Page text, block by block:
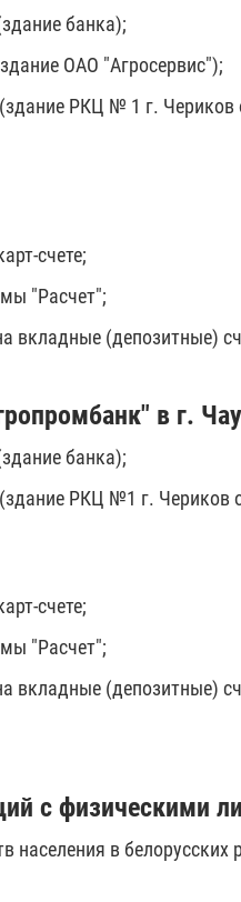
банка);
ОАО "Агросервис");
РКЦ № 1 г.
счете;
"Расчет";
вкладные (депозитные)
в г.
банка);
РКЦ №1 г. Чериков
счете;
"Расчет";
вкладные (депозитные)
с физическими
в белорусских